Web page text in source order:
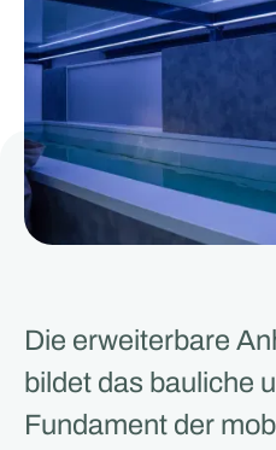
Die erweiterbare
bildet das bauliche
Fundament der